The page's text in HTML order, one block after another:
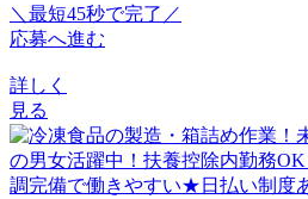
＼最短45秒で完了／
応募へ進む
詳しく
見る